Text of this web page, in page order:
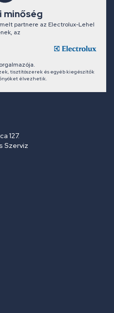
minőség
partnere az Electrolux-Lehel
az
tisztítószerek és egyéb kiegészítők
élvezhetik.
127.
Szerviz